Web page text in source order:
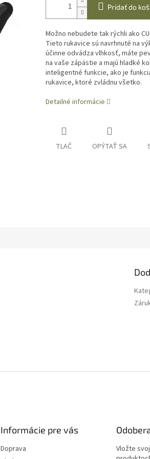
Pridať do
Možno nebudete tak rýchli ako
Tieto rukavice sú navrhnuté na
účinne odvádza vlhkosť, máte
na vaše zápästie a majú hladké
inteligentné funkcie, ako je
rukavice, ktoré zvládnu všetko.
Detailné informácie
TLAČ OPÝTAŤ SA
Informácie pre vás
Doprava
Vložte